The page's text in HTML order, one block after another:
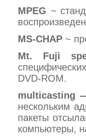
MPEG ~
MS-CHAP ~
Mt.
Fuji
DVD-ROM.
multicasting
нескольким
пакеты
компьютеры,